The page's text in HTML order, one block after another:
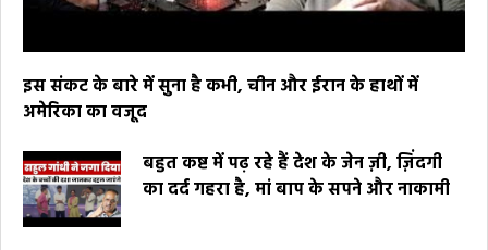
इस संकट के बारे में सुना है कभी, चीन और ईरान के हाथों में
अमेरिका का वजूद
बहुत कष्ट में पढ़ रहे हैं देश के जेन ज़ी, ज़िंदगी
का दर्द गहरा है, मां बाप के सपने और नाकामी